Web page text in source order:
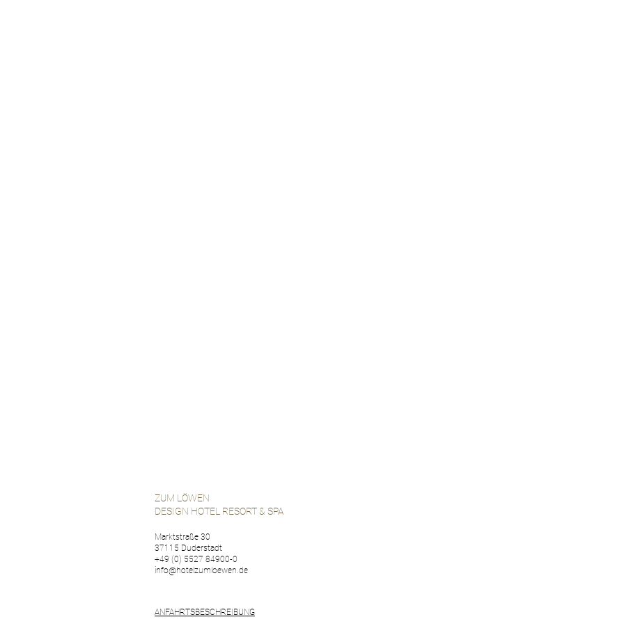
ZUM LÖWEN
DESIGN HOTEL RESORT & SPA
Marktstraße 30
37115 Duderstadt
+49 (0) 5527 84900-0
info@hotelzumloewen.de
ANFAHRTSBESCHREIBUNG